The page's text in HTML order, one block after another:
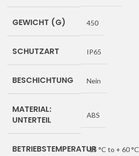
GEWICHT (G) 450
SCHUTZART IP65
BESCHICHTUNG Nein
MATERIAL:
UNTERTEIL
ABS
BETRIEBSTEMPERATUR-15 °C to + 60 °C